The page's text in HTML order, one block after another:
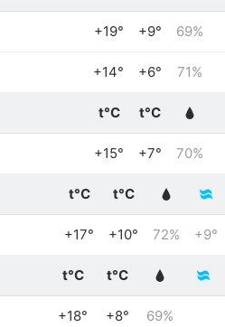
+19° +9° 69%
+14° +6° 71%
t°C t°C
+15° +7° 70%
t°C t°C
+17° +10° 72% +9°
t°C t°C
+18° +8° 69%